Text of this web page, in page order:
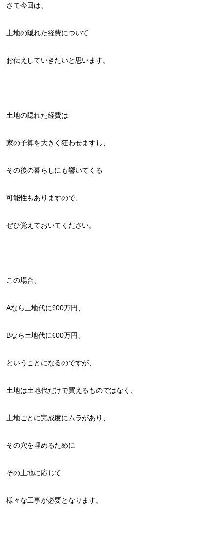
さて今回は、
土地の隠れた経費について
お伝えしていきたいと思います。
土地の隠れた経費は
家の予算を大きく狂わせますし、
その後の暮らしにも響いてくる
可能性もありますので、
ぜひ覚えておいてください。
この場合、
Aなら土地代に900万円、
Bなら土地代に600万円、
ということになるのですが、
土地は土地代だけで買えるものではなく、
土地ごとに完成度にムラがあり、
その穴を埋めるために
その土地に応じて
様々な工事が必要となります。